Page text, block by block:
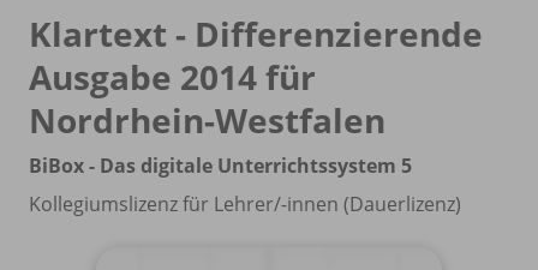
Klartext - Differenzierende
Ausgabe 2014 für
Nordrhein-Westfalen
BiBox - Das digitale Unterrichtssystem 5
Kollegiumslizenz für Lehrer/-innen (Dauerlizenz)